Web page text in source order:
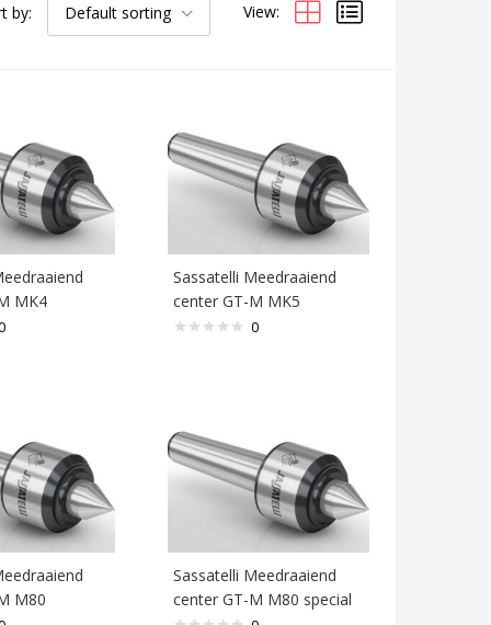
by: Default sorting View:
MK4
Sassatelli Meedraaiend
center GT-M MK5
0
M80
Sassatelli Meedraaiend
center GT-M M80 special